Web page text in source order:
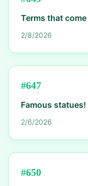
Terms that
2/8/2026
#647
Famous statues!
2/6/2026
#650